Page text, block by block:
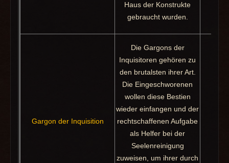
Haus der Konstrukte
gebraucht wurden.
Gargon der Inquisition
Die Gargons der
Inquisitoren gehören zu
den brutalsten ihrer Art.
Die Eingeschworenen
wollen diese Bestien
wieder einfangen und der
rechtschaffenen Aufgabe
als Helfer bei der
Seelenreinigung
zuweisen, um ihrer durch